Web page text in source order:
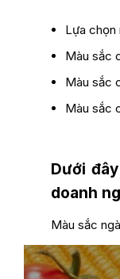
Lựa chọn
Màu sắc
Màu sắc
Màu sắc
Dưới
doanh
Màu sắc